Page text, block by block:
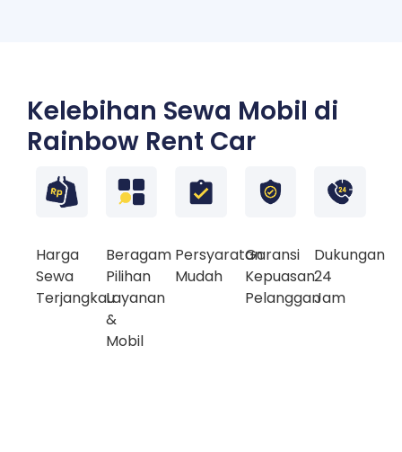
Kelebihan Sewa Mobil di
Rainbow Rent Car
Harga
Sewa
Terjangkau
Beragam
Pilihan
Layanan
&
Mobil
Persyaratan
Mudah
Garansi
Kepuasan
Pelanggan
Dukungan
24
Jam